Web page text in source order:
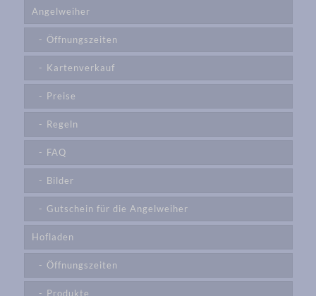
Angelweiher
Öffnungszeiten
Kartenverkauf
Preise
Regeln
FAQ
Bilder
Gutschein für die Angelweiher
Hofladen
Öffnungszeiten
Produkte